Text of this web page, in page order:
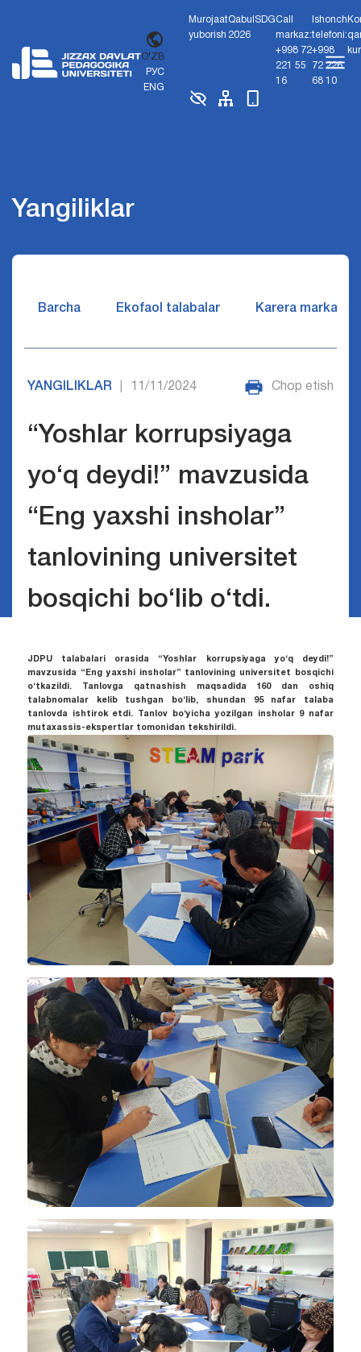
O'ZB
РУС
ENG
Murojaat
yuborish
Qabul
2026
SDGCall
markaz:
+998 72
221 55
16
Ishonch
telefoni:
+998
72 226
68 10
Yangiliklar
Barcha Ekofaol talabalar Karera markazi
YANGILIKLAR 11/11/2024 Chop etish
“Yoshlar korrupsiyaga
yo‘q deydi!” mavzusida
“Eng yaxshi insholar”
tanlovining universitet
bosqichi bo‘lib o‘tdi.
JDPU talabalari orasida “Yoshlar korrupsiyaga yo‘q deydi!”
mavzusida “Eng yaxshi insholar” tanlovining universitet bosqichi
o‘tkazildi.Tanlovga qatnashish maqsadida 160 dan oshiq
talabnomalar kelib tushgan bo‘lib, shundan 95 nafar talaba
tanlovda ishtirok etdi. Tanlov bo‘yicha yozilgan insholar 9 nafar
mutaxassis-ekspertlar tomonidan tekshirildi.